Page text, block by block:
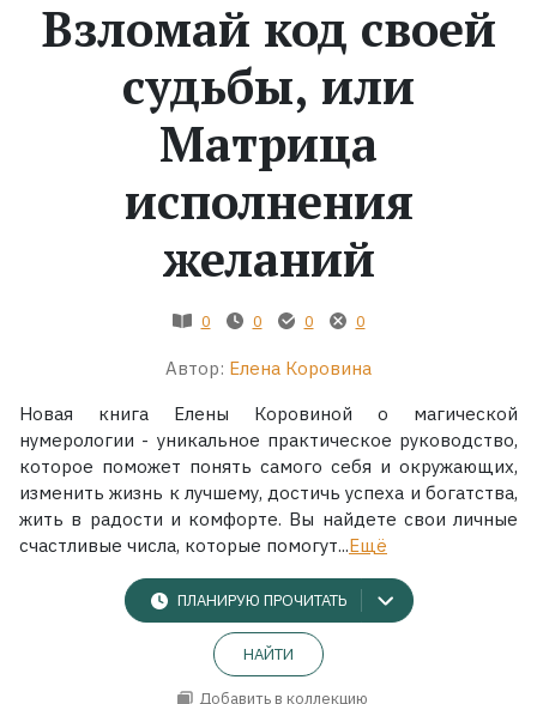
Коллекции
Взломай код своей
судьбы, или
Матрица
исполнения
желаний
0 0 0 0
Автор: Елена Коровина
Новая книга Елены Коровиной о магической
нумерологии - уникальное практическое руководство,
которое поможет понять самого себя и окружающих,
изменить жизнь к лучшему, достичь успеха и богатства,
жить в радости и комфорте. Вы найдете свои личные
счастливые числа, которые помогут...Ещё
ПЛАНИРУЮ ПРОЧИТАТЬ
НАЙТИ
Добавить в коллекцию